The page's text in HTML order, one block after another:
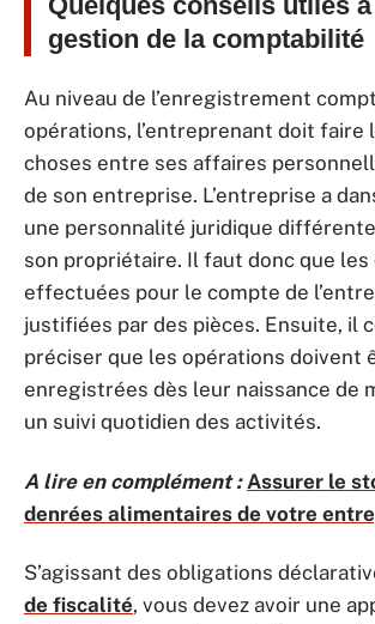
gestion de la comptabilité
Au niveau de l’enregistrement
opérations, l’entreprenant doit faire
choses entre ses affaires
de son entreprise. L’entreprise a
une personnalité juridique
son propriétaire. Il faut donc que les
effectuées pour le compte de
justifiées par des pièces. Ensuite, il
préciser que les opérations doivent
enregistrées dès leur naissance de
un suivi quotidien des activités.
A lire en complément : Assurer le
denrées alimentaires de votre
S’agissant des obligations
de fiscalité, vous devez avoir une